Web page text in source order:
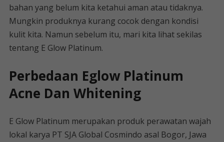
bahan yang belum kita ketahui aman atau tidaknya.
Mungkin produknya kurang cocok dengan kondisi
kulit kita. Namun sebelum itu, mari kita lihat sekilas
tentang E Glow Platinum.
Perbedaan Eglow Platinum
Acne Dan Whitening
E Glow Platinum merupakan produk perawatan wajah
lokal karya PT SJA Global Cosmindo asal Bogor, Jawa